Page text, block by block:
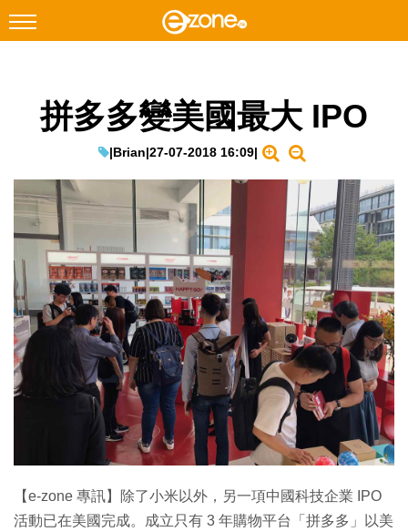
Facebook Instagram
網絡生活
遊戲動漫
教學評測
EduTech
IT Times
生成式AI與雲端應用
Enterprise Digital Transformation
拼多多變美國最大 IPO
|Brian|27-07-2018 16:09|
【e-zone 專訊】除了小米以外，另一項中國科技企業 IPO
活動已在美國完成。成立只有 3 年購物平台「拼多多」以美